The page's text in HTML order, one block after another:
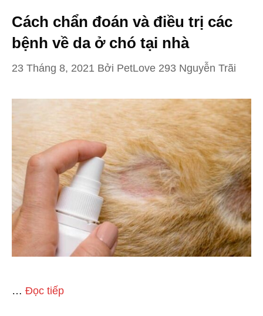
Cách chẩn đoán và điều trị các
bệnh về da ở chó tại nhà
23 Tháng 8, 2021 Bởi PetLove 293 Nguyễn Trãi
… Đọc tiếp